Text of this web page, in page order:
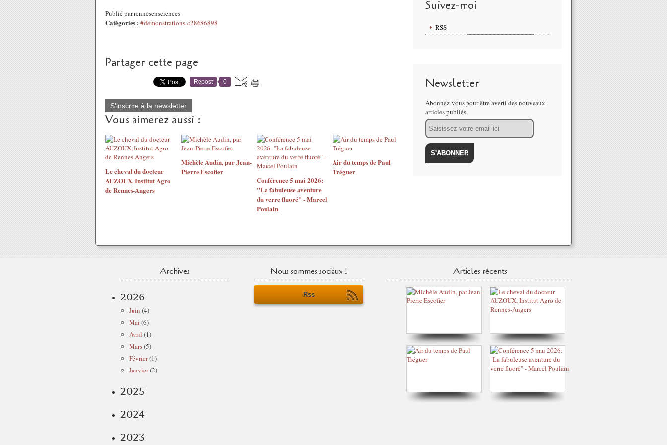
Publié par rennesensciences
Catégories : #demonstrations-c28686898
Partager cette page
Repost 0
S'inscrire à la newsletter
Vous aimerez aussi :
Le cheval du docteur
AUZOUX, Institut Agro
de Rennes-Angers
Michèle Audin, par Jean-
Pierre Escofier
Conférence 5 mai 2026:
"La fabuleuse aventure
du verre fluoré" - Marcel
Poulain
Air du temps de Paul
Tréguer
Suivez-moi
RSS
Newsletter
Abonnez-vous pour être averti des nouveaux
articles publiés.
Email
Archives
2026
Juin (4)
Mai (6)
Avril (1)
Mars(5)
Février(1)
Janvier(2)
2025
2024
2023
Nous sommes sociaux !
Rss
Articles récents